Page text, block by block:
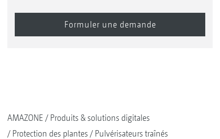
AMAZONE
Produits & solutions digitales
Protection des plantes
Pulvérisateurs traînés